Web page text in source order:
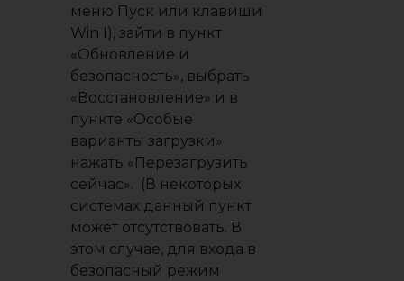
меню Пуск или клавиши
Win I), зайти в пункт
«Обновление и
безопасность», выбрать
«Восстановление» и в
пункте «Особые
варианты загрузки»
нажать «Перезагрузить
сейчас». (В некоторых
системах данный пункт
может отсутствовать. В
этом случае, для входа в
безопасный режим